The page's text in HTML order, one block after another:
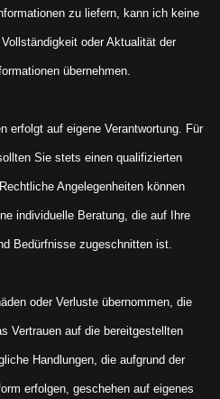
zu liefern, kann ich keine
oder Aktualität der
übernehmen.
erfolgt auf eigene Verantwortung. Für
Sie stets einen qualifizierten
Angelegenheiten können
individuelle Beratung, die auf Ihre
Bedürfnisse zugeschnitten ist.
oder Verluste übernommen, die
Vertrauen auf die bereitgestellten
Handlungen, die aufgrund der
erfolgen, geschehen auf eigenes